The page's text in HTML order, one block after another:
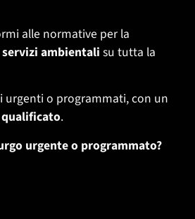
alle normative per la
servizi ambientali su tutta la
urgenti o programmati, con un
.
urgente o programmato?